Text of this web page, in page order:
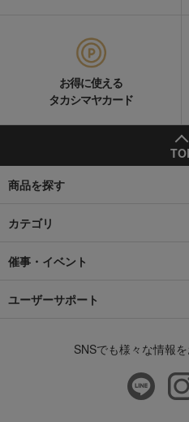
お得に使える
タカシマヤカード
商品を探す
カテゴリ
催事・イベント
ユーザーサポート
SNSでも様々な情報